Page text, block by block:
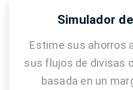
Simulador
Estime sus ahorros
sus flujos de divisas
basada en un